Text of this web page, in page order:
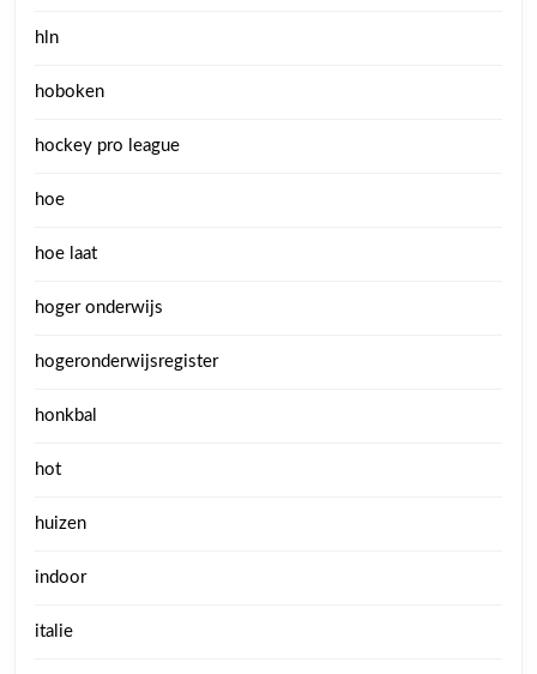
hln
hoboken
hockey pro league
hoe
hoe laat
hoger onderwijs
hogeronderwijsregister
honkbal
hot
huizen
indoor
italie